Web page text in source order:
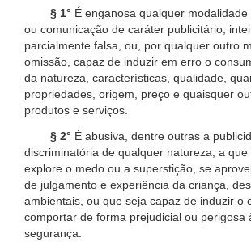
§ 1° É enganosa qualquer
ou comunicação de caráter publicitário,
parcialmente falsa, ou, por qualquer outro
omissão, capaz de induzir em erro o
da natureza, características, qualidade,
propriedades, origem, preço e quaisquer
produtos e serviços.
§ 2° É abusiva, dentre outras a
discriminatória de qualquer natureza, a que
explore o medo ou a superstição, se
de julgamento e experiência da criança,
ambientais, ou que seja capaz de induzir o
comportar de forma prejudicial ou perigosa
segurança.